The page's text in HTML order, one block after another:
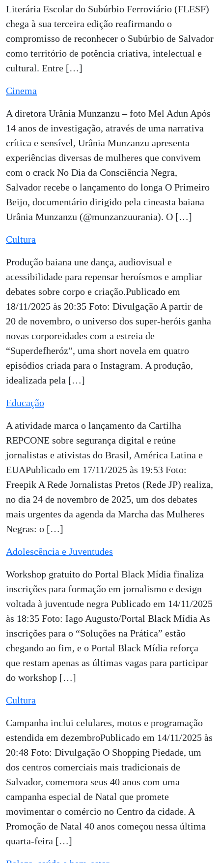
Literária Escolar do Subúrbio Ferroviário (FLESF)
chega à sua terceira edição reafirmando o
compromisso de reconhecer o Subúrbio de Salvador
como território de potência criativa, intelectual e
cultural. Entre […]
Cinema
A diretora Urânia Munzanzu – foto Mel Adun Após
14 anos de investigação, através de uma narrativa
crítica e sensível, Urânia Munzanzu apresenta
experiências diversas de mulheres que convivem
com o crack No Dia da Consciência Negra,
Salvador recebe o lançamento do longa O Primeiro
Beijo, documentário dirigido pela cineasta baiana
Urânia Munzanzu (@munzanzuurania). O […]
Cultura
Produção baiana une dança, audiovisual e
acessibilidade para repensar heroísmos e ampliar
debates sobre corpo e criação.Publicado em
18/11/2025 às 20:35 Foto: Divulgação A partir de
20 de novembro, o universo dos super-heróis ganha
novas corporeidades com a estreia de
“Superdefheróz”, uma short novela em quatro
episódios criada para o Instagram. A produção,
idealizada pela […]
Educação
A atividade marca o lançamento da Cartilha
REPCONE sobre segurança digital e reúne
jornalistas e ativistas do Brasil, América Latina e
EUAPublicado em 17/11/2025 às 19:53 Foto:
Freepik A Rede Jornalistas Pretos (Rede JP) realiza,
no dia 24 de novembro de 2025, um dos debates
mais urgentes da agenda da Marcha das Mulheres
Negras: o […]
Adolescência e Juventudes
Workshop gratuito do Portal Black Mídia finaliza
inscrições para formação em jornalismo e design
voltada à juventude negra Publicado em 14/11/2025
às 18:35 Foto: Iago Augusto/Portal Black Mídia As
inscrições para o “Soluções na Prática” estão
chegando ao fim, e o Portal Black Mídia reforça
que restam apenas as últimas vagas para participar
do workshop […]
Cultura
Campanha inclui celulares, motos e programação
estendida em dezembroPublicado em 14/11/2025 às
20:48 Foto: Divulgação O Shopping Piedade, um
dos centros comerciais mais tradicionais de
Salvador, comemora seus 40 anos com uma
campanha especial de Natal que promete
movimentar o comércio no Centro da cidade. A
Promoção de Natal 40 anos começou nessa última
quarta-feira […]